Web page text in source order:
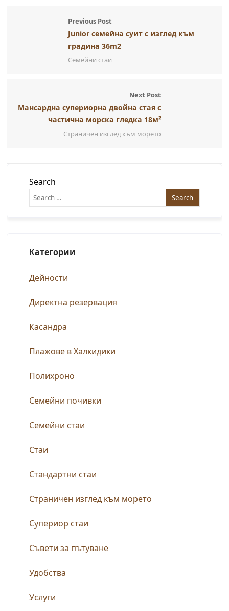
Previous Post
Junior семейна суит с изглед към
градина 36m2
Семейни стаи
Next Post
Мансардна супериорна двойна стая с
частична морска гледка 18м²
Страничен изглед към морето
Search
Категории
Дейности
Директна резервация
Касандра
Плажове в Халкидики
Полихроно
Семейни почивки
Семейни стаи
Стаи
Стандартни стаи
Страничен изглед към морето
Супериор стаи
Съвети за пътуване
Удобства
Услуги